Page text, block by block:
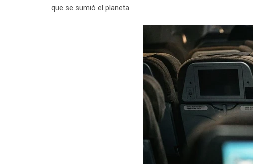
que se sumió el planeta.